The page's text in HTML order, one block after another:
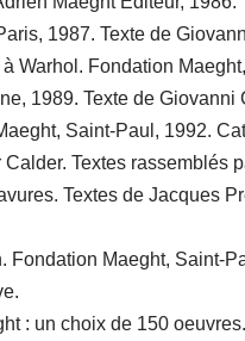
1987. Texte de
Warhol. Fondation
1989. Texte de Giovanni
Saint-Paul, 1992.
Textes rassemblés
Textes de Jacques
Fondation Maeght, Saint-
: un choix de 150